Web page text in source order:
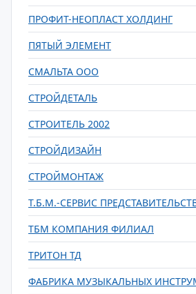
ПРОФИТ-НЕОПЛАСТ ХОЛДИНГ
ПЯТЫЙ ЭЛЕМЕНТ
СМАЛЬТА ООО
СТРОЙДЕТАЛЬ
СТРОИТЕЛЬ 2002
СТРОЙДИЗАЙН
СТРОЙМОНТАЖ
Т.Б.М.-СЕРВИС
ТБМ КОМПАНИЯ ФИЛИАЛ
ТРИТОН ТД
ФАБРИКА МУЗЫКАЛЬНЫХ